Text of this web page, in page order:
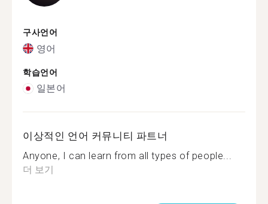
구사언어
영어
학습언어
일본어
이상적인 언어 커뮤니티 파트너
Anyone, I can learn from all types of people...
더 보기